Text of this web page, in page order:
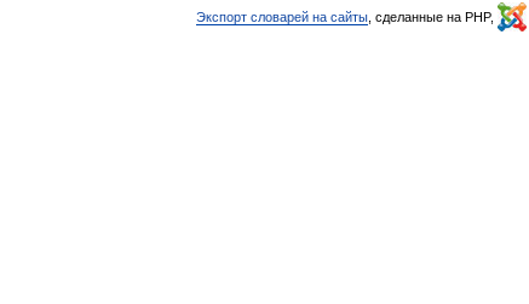
Экспорт словарей на сайты , сделанные на PHP,